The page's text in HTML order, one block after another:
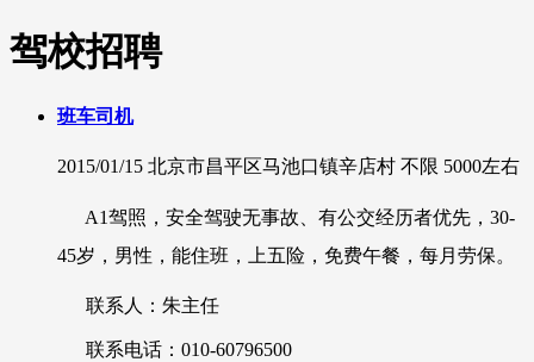
驾校招聘
班车司机
2015/01/15 北京市昌平区马池口镇辛店村 不限 5000左右
A1驾照， 安全驾驶无事故、 有公交经历者优先，30-
45岁，男性，能住班，上五险，免费午餐，每月劳保。
联系人：朱主任
联系电话：010-60796500